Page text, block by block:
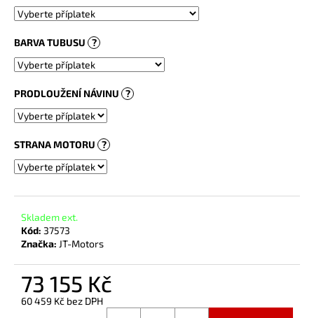
BARVA TUBUSU ?
PRODLOUŽENÍ NÁVINU ?
STRANA MOTORU ?
Skladem ext.
Kód: 37573
Značka: JT-Motors
73 155 Kč
60 459 Kč bez DPH